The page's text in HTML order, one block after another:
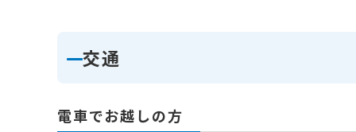
交通
電車でお越しの方